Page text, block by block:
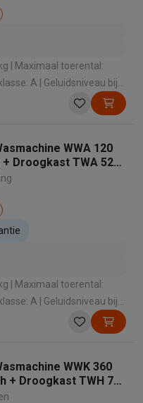
| Maximaal toerental:
bij
wasmiddel:
WWA 120
+ Droogkast TWA 520
| Maximaal toerental:
bij
wasmiddel:
WWK 360
+ Droogkast TWH 780